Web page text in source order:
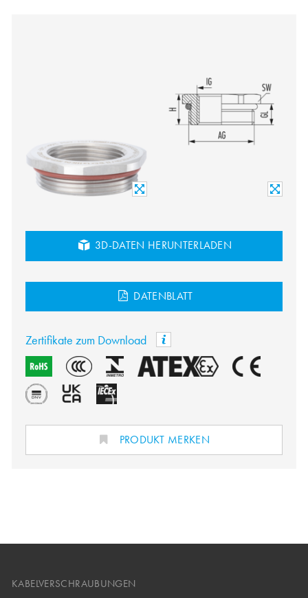
3D-DATEN HERUNTERLADEN
DATENBLATT
Zertifikate zum Download
PRODUKT MERKEN
KABELVERSCHRAUBUNGEN